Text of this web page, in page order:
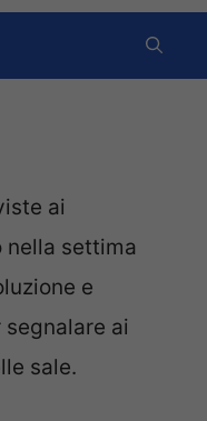
ai
settima
e
ai
sale.